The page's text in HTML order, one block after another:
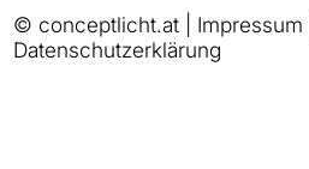
© conceptlicht.at | Impressum
Datenschutzerklärung